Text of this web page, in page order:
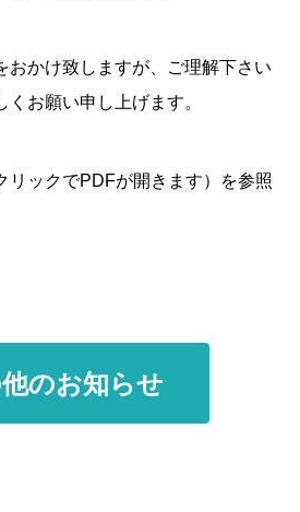
おかけ致しますが、ご理解下さい
くお願い申し上げます。
リックでPDFが開きます）を参照
のお知らせ